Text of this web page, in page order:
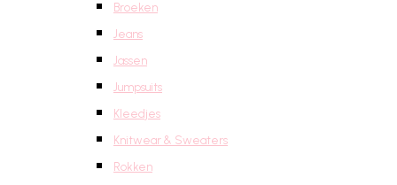
Broeken
Jeans
Jassen
Jumpsuits
Kleedjes
Knitwear & Sweaters
Rokken